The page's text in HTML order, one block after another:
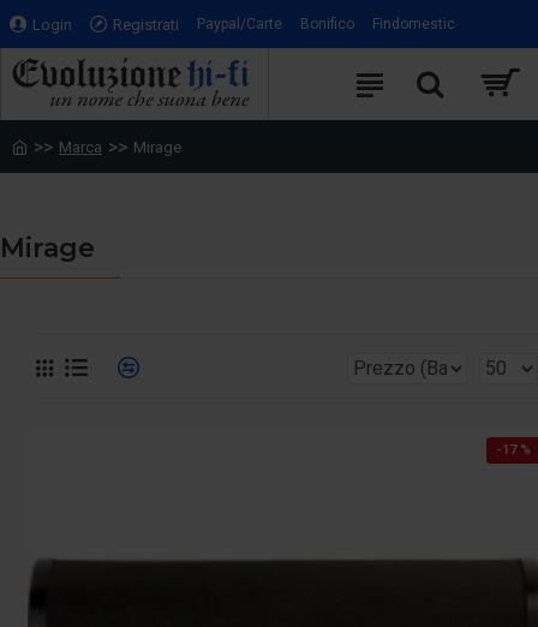
Login Registrati Paypal/Carte Bonifico Findomestic
Marca Mirage
Mirage
-17 %